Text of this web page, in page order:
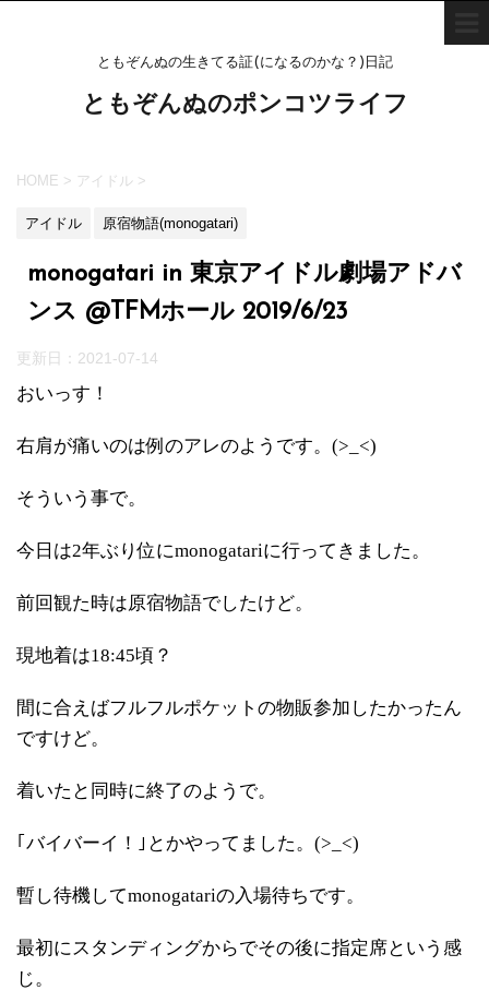
ともぞんぬの生きてる証(になるのかな？)日記
ともぞんぬのポンコツライフ
HOME > アイドル >
アイドル 原宿物語(monogatari)
monogatari in 東京アイドル劇場アドバ
ンス @TFMホール 2019/6/23
更新日： 2021-07-14
おいっす！
右肩が痛いのは例のアレのようです。(>_<)
そういう事で。
今日は2年ぶり位にmonogatariに行ってきました。
前回観た時は原宿物語でしたけど。
現地着は18:45頃？
間に合えばフルフルポケットの物販参加したかったん
ですけど。
着いたと同時に終了のようで。
｢バイバーイ！｣とかやってました。(>_<)
暫し待機してmonogatariの入場待ちです。
最初にスタンディングからでその後に指定席という感
じ。